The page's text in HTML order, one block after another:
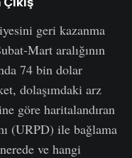
geri kazanma
Mart aralığının
74 bin dolar
dolaşımdaki arz
göre haritalandıran
(URPD) ile bağlama
ve hangi